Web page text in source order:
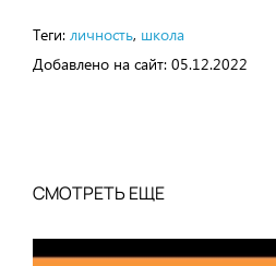
Теги: личность, школа
Добавлено на сайт: 05.12.2022
СМОТРЕТЬ ЕЩЕ